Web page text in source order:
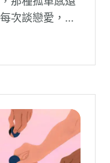
次談戀愛，總